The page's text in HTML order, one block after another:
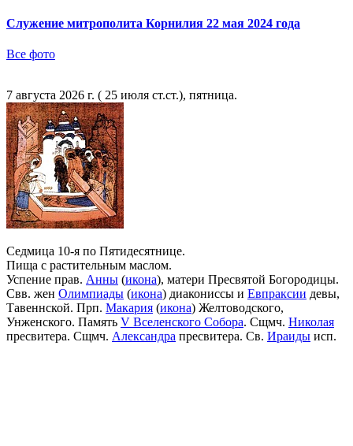
Служение митрополита Корнилия 22 мая 2024 года
Все фото
7 августа 2026 г. ( 25 июля ст.ст.), пятница.
Седмица 10-я по Пятидесятнице.
Пища с растительным маслом.
Успение прав. Анны (икона), матери Пресвятой Богородицы.
Свв. жен Олимпиады (икона) диакониссы и Евпраксии девы,
Тавеннской. Прп. Макария (икона) Желтоводского,
Унженского. Память V Вселенского Собора. Сщмч. Николая
пресвитера. Сщмч. Александра пресвитера. Св. Ираиды исп.